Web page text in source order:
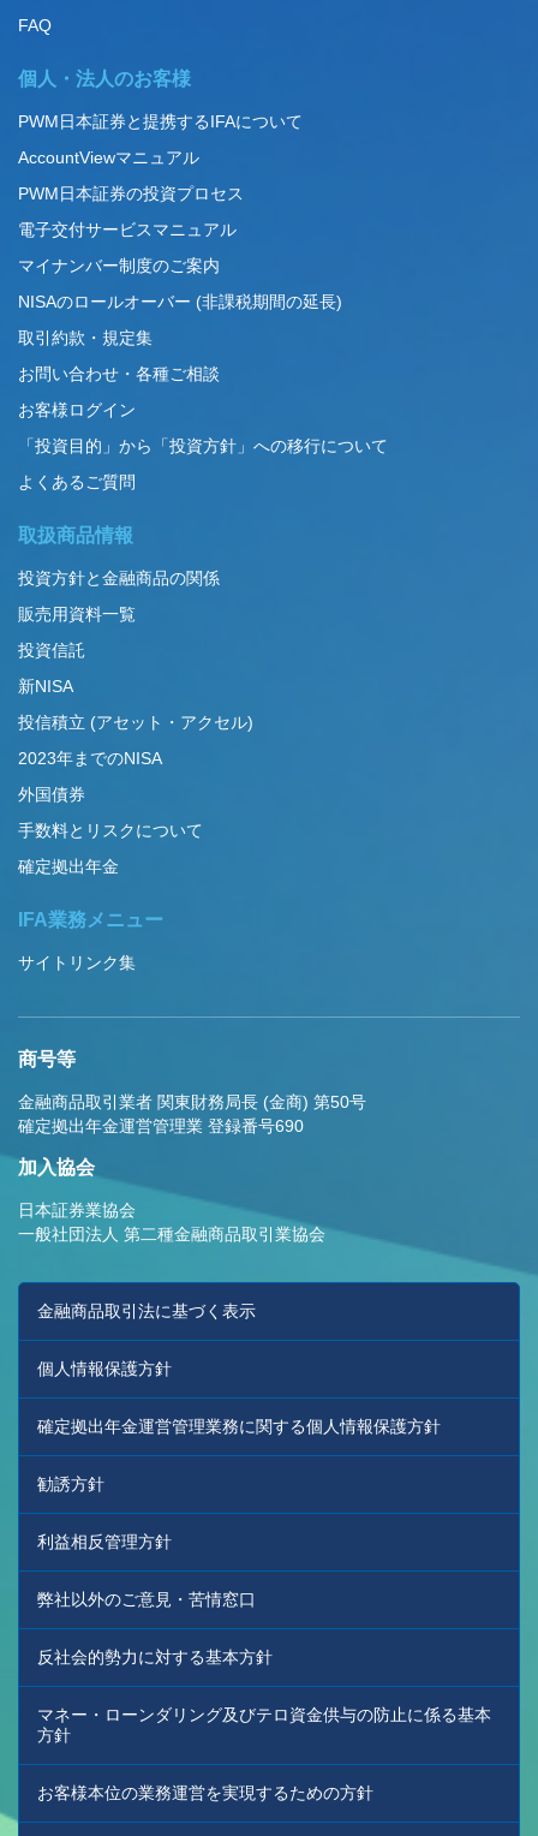
FAQ
個人・法人のお客様
PWM日本証券と提携するIFAについて
AccountViewマニュアル
PWM日本証券の投資プロセス
電子交付サービスマニュアル
マイナンバー制度のご案内
NISAのロールオーバー (非課税期間の延長)
取引約款・規定集
お問い合わせ・各種ご相談
お客様ログイン
「投資目的」から「投資方針」への移行について
よくあるご質問
取扱商品情報
投資方針と金融商品の関係
販売用資料一覧
投資信託
新NISA
投信積立 (アセット・アクセル)
2023年までのNISA
外国債券
手数料とリスクについて
確定拠出年金
IFA業務メニュー
サイトリンク集
商号等
金融商品取引業者 関東財務局長 (金商) 第50号
確定拠出年金運営管理業 登録番号690
加入協会
日本証券業協会
一般社団法人 第二種金融商品取引業協会
金融商品取引法に基づく表示
個人情報保護方針
確定拠出年金運営管理業務に関する個人情報保護方針
勧誘方針
利益相反管理方針
弊社以外のご意見・苦情窓口
反社会的勢力に対する基本方針
マネー・ローンダリング及びテロ資金供与の防止に係る基本
方針
お客様本位の業務運営を実現するための方針